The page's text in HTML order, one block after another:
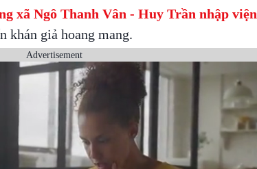
xã Ngô Thanh Vân - Huy Trần nhập viện
khán giả hoang mang.
Advertisement